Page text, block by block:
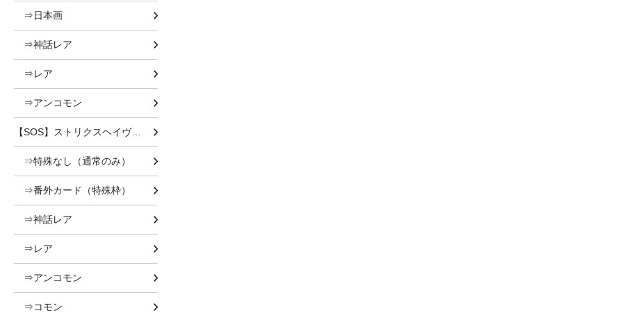
⇒日本画
⇒神話レア
⇒レア
⇒アンコモン
【SOS】ストリクスヘイヴンの秘密
⇒特殊なし（通常のみ）
⇒番外カード（特殊枠）
⇒神話レア
⇒レア
⇒アンコモン
⇒コモン